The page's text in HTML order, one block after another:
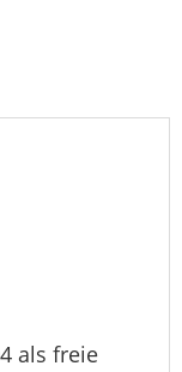
als freie